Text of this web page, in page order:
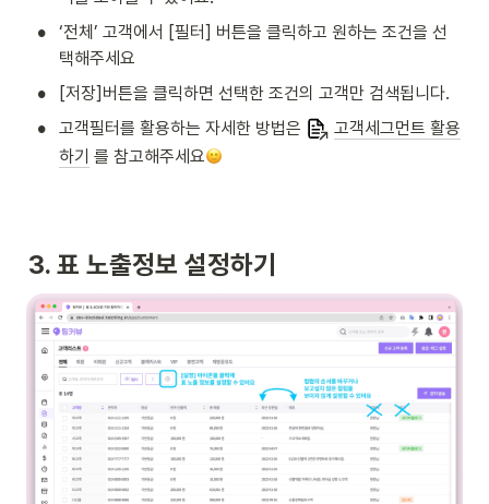
•
‘전체’ 고객에서 [필터] 버튼을 클릭하고 원하는 조건을 선
택해주세요
• [저장]버튼을 클릭하면 선택한 조건의 고객만 검색됩니다.
• 고객필터를 활용하는 자세한 방법은
고객세그먼트 활용
하기 를 참고해주세요
3. 표 노출정보 설정하기